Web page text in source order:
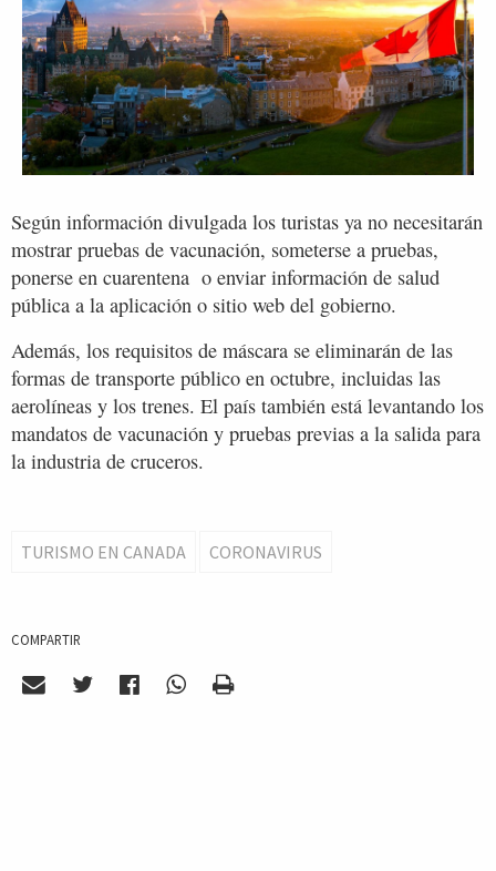
Según información divulgada los turistas ya no necesitarán
mostrar pruebas de vacunación, someterse a pruebas,
ponerse en cuarentena o enviar información de salud
pública a la aplicación o sitio web del gobierno.
Además, los requisitos de máscara se eliminarán de las
formas de transporte público en octubre, incluidas las
aerolíneas y los trenes. El país también está levantando los
mandatos de vacunación y pruebas previas a la salida para
la industria de cruceros.
TURISMO EN CANADA CORONAVIRUS
COMPARTIR